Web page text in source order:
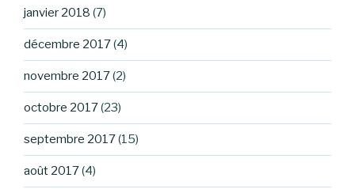
janvier 2018 (7)
décembre 2017(4)
novembre 2017(2)
octobre 2017(23)
septembre 2017(15)
août 2017(4)